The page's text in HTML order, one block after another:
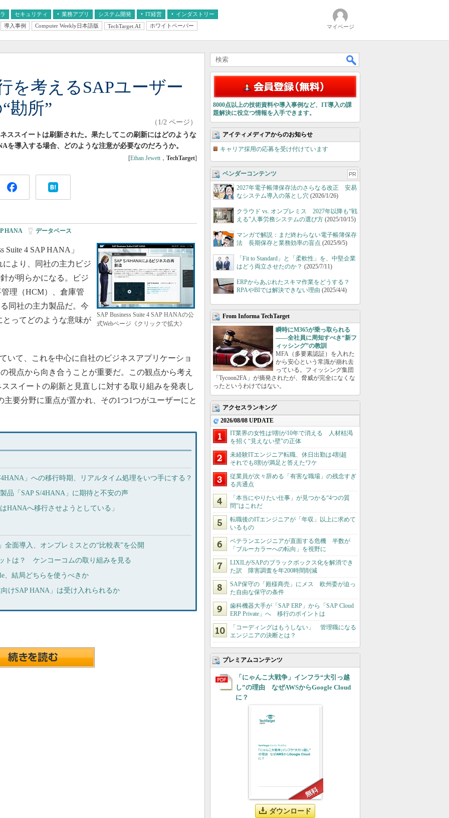
セキュリティ 業務アプリ
AI
システム開発 IT経営
経営とIT
インダストリー
医療IT
導入事例 Computer Weekly日本語版 TechTarget.AI ホワイトペーパー マイページ
を考えるSAPユーザー
勘所”
（1/2 ページ）
ススイートは刷新された。果たしてこの刷新にはどのような
を導入する場合、どのような注意が必要なのだろうか。
[Ethan Jewett ， TechTarget]
HANA データベース
SAP Business Suite 4 SAP HANAの公
式Webページ《クリックで拡大》
4 SAP HANA」
より、同社の主力ビジ
が明らかになる。ビジ
理（HCM）、倉庫管
同社の主力製品だ。今
ってどのような意味が
て、これを中心に自社のビジネスアプリケーショ
視点から向き合うことが重要だ。この観点から考え
スイートの刷新と見直しに対する取り組みを発表し
要分野に重点が置かれ、その1つ1つがユーザーにと
」への移行時期、リアルタイム処理をいつ手にする？
品「SAP S/4HANA」に期待と不安の声
HANAへ移行させようとしている」
全面導入、オンプレミスとの“比較表”を公開
トは？ ケンコーコムの取り組みを見る
、結局どちらを使うべきか
けSAP HANA」は受け入れられるか
8000点以上の技術資料や導入事例など、IT導入の課
題解決に役立つ情報を入手できます。
アイティメディアからのお知らせ
キャリア採用の応募を受け付けています
ベンダーコンテンツ PR
2027年電子帳簿保存法のさらなる改正 安易
なシステム導入の落とし穴 (2026/1/26)
クラウド vs. オンプレミス 2027年以降も“戦
える”人事労務システムの選び方 (2025/10/15)
マンガで解説：まだ終わらない電子帳簿保存
法 長期保存と業務効率の盲点 (2025/9/5)
「Fit to Standard」と「柔軟性」を、中堅企業
はどう両立させたのか？ (2025/7/11)
ERPからあぶれたスキマ作業をどうする？
RPAやBIでは解決できない理由 (2025/4/4)
From Informa TechTarget
瞬時にM365が乗っ取られる
――全社員に周知すべき“新フ
ィッシング”の教訓
MFA（多要素認証）を入れた
から安心という常識が崩れ去
っている。フィッシング集団
「Tycoon2FA」が摘発されたが、脅威が完全になくな
ったというわけではない。
アクセスランキング
2026/08/08 UPDATE
IT業界の女性は9割が10年で消える 人材枯渇
を招く“見えない壁”の正体
未経験ITエンジニア転職、休日出勤は4割超
それでも8割が満足と答えたワケ
従業員が次々辞める「有害な職場」の残念すぎ
る共通点
「本当にやりたい仕事」が見つかる“4つの質
問”はこれだ
転職後のITエンジニアが「年収」以上に求めて
いるもの
ベテランエンジニアが直面する危機 半数が
「ブルーカラーへの転向」を視野に
LIXILがSAPのブラックボックス化を解消でき
た訳 障害調査を年200時間削減
SAP保守の「殿様商売」にメス 欧州委が迫っ
た自由な保守の条件
歯科機器大手が「SAP ERP」から「SAP Cloud
ERP Private」へ 移行のポイントは
「コーディングはもうしない」 管理職になる
エンジニアの決断とは？
プレミアムコンテンツ
「にゃんこ大戦争」インフラ“大引っ越
し”の理由 なぜAWSからGoogle Cloud
に？
ダウンロード